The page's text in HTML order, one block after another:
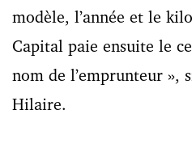
modèle, l’année et le
Capital paie ensuite le
nom de l’emprunteur »,
Hilaire.